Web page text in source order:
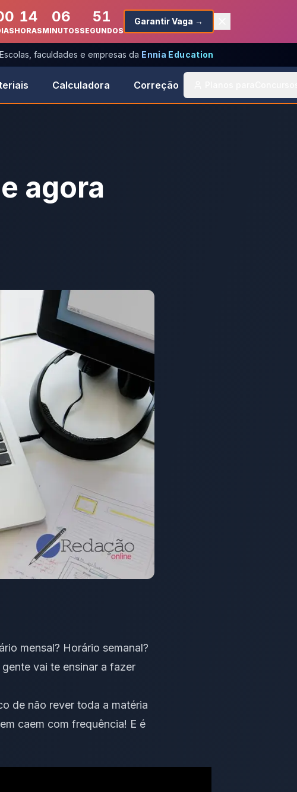
14
HORAS
06
MINUTOS
51
SEGUNDOS
Garantir Vaga →
faculdades e empresas da Ennia Education
Calculadora Correção
agora
mensal? Horário semanal?
vai te ensinar a fazer
de não rever toda a matéria
caem com frequência! E é